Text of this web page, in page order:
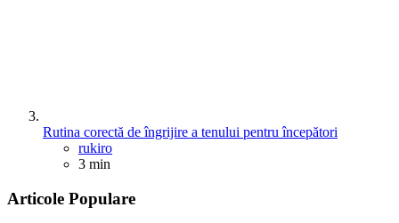
Rutina corectă de îngrijire a tenului pentru începători
Posted
rukiro
3 min
Articole Populare